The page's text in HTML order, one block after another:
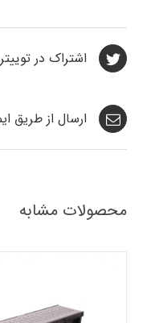
اشتراک در توییتر
ارسال از طریق
محصولات مشابه